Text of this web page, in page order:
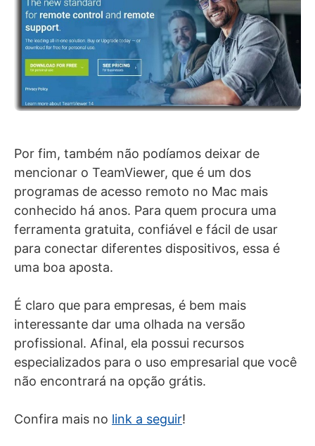
Por fim, também não podíamos deixar de
mencionar o TeamViewer, que é um dos
programas de acesso remoto no Mac mais
conhecido há anos. Para quem procura uma
ferramenta gratuita, confiável e fácil de usar
para conectar diferentes dispositivos, essa é
uma boa aposta.
É claro que para empresas, é bem mais
interessante dar uma olhada na versão
profissional. Afinal, ela possui recursos
especializados para o uso empresarial que você
não encontrará na opção grátis.
Confira mais no link a seguir!